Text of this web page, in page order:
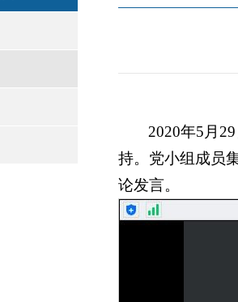
2020年5月
持。党小组成员
论发言。